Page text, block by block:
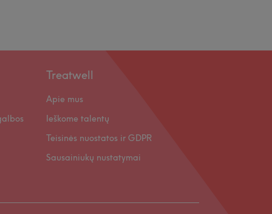
Treatwell
Apie mus
Ieškome talentų
Teisinės nuostatos ir GDPR
Sausainiukų nustatymai